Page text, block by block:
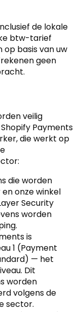
de lokale
btw-tarief
basis van uw
geen
veilig
Payments
die werkt op
die worden
onze winkel
Security
worden
is
1 (Payment
— het
Dit
worden
volgens de
sector.